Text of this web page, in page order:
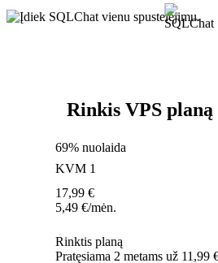
Rinkis VPS
69% nuolaida
KVM 1
17,99 €
5,49 €/mėn.
Rinktis planą
Pratęsiama 2 metams už 11,99